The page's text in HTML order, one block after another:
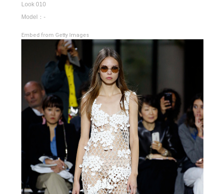
Look 010
Model：-
Embed from Getty Images